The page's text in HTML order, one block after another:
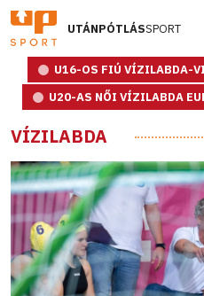
UTÁNPÓTLÁSSPORT
U16-OS FIÚ VÍZILABDA-
U20-AS NŐI VÍZILABDA
VÍZILABDA